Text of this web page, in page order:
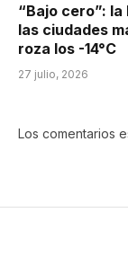
“Bajo cero”:
las ciudades
roza los -14°C
27 julio, 2026
Los comentarios